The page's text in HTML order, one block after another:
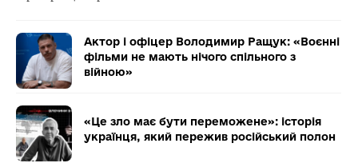
Актор і офіцер Володимир Ращук: «Воєнні
фільми не мають нічого спільного з
війною»
«Це зло має бути переможене»: історія
українця, який пережив російський полон